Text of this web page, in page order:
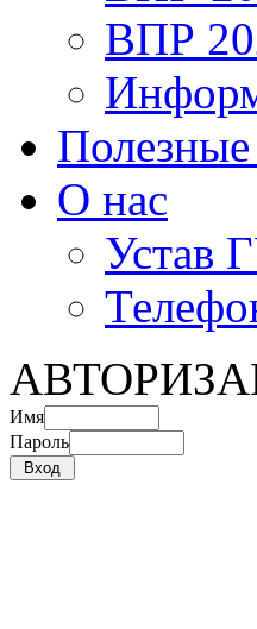
ВПР
О нас
Устав
Имя
Пароль